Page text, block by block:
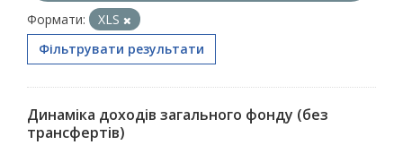
Формати:
XLS
Фільтрувати результати
Динаміка доходів загального фонду (без
трансфертів)